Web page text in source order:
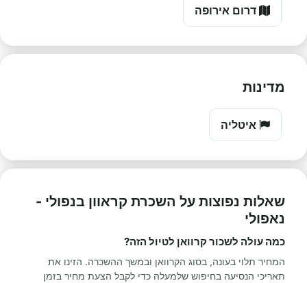
דרום אירופה
מדינות
איטליה
שאלות נפוצות על השכרת קראוון בנפולי -
נאפולי
כמה עולה לשכור קרוואן לטיול הזה?
המחיר תלוי בעונה, בסוג הקרוואן ובמשך ההשכרה. הזינו את
תאריכי הנסיעה בחיפוש שלמעלה כדי לקבל הצעת מחיר בזמן